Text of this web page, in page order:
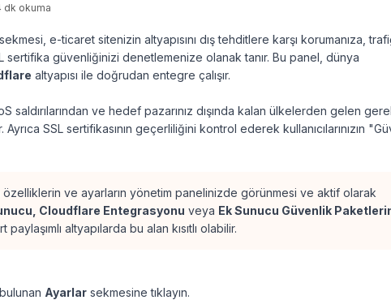
dk okuma
sekmesi, e-ticaret sitenizin altyapısını dış tehditlere karşı korumanıza,
sertifika güvenliğinizi denetlemenize olanak tanır. Bu panel, dünya
altyapısı ile doğrudan entegre çalışır.
saldırılarından ve hedef pazarınız dışında kalan ülkelerden gelen
Ayrıca SSL sertifikasının geçerliliğini kontrol ederek kullanıcılarınızın
ve ayarların yönetim panelinizde görünmesi ve aktif olarak
Cloudflare Entegrasyonu veya Ek Sunucu Güvenlik
altyapılarda bu alan kısıtlı olabilir.
Ayarlar sekmesine tıklayın.